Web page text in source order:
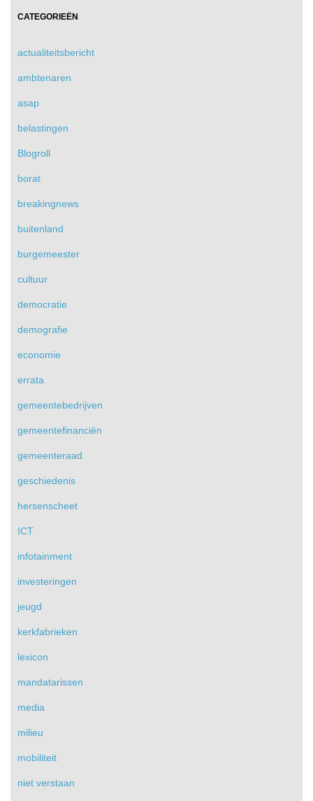
CATEGORIEËN
actualiteitsbericht
ambtenaren
asap
belastingen
Blogroll
borat
breakingnews
buitenland
burgemeester
cultuur
democratie
demografie
economie
errata
gemeentebedrijven
gemeentefinanciën
gemeenteraad
geschiedenis
hersenscheet
ICT
infotainment
investeringen
jeugd
kerkfabrieken
lexicon
mandatarissen
media
milieu
mobiliteit
niet verstaan